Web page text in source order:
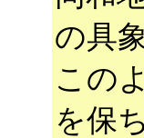
の具
この
を保